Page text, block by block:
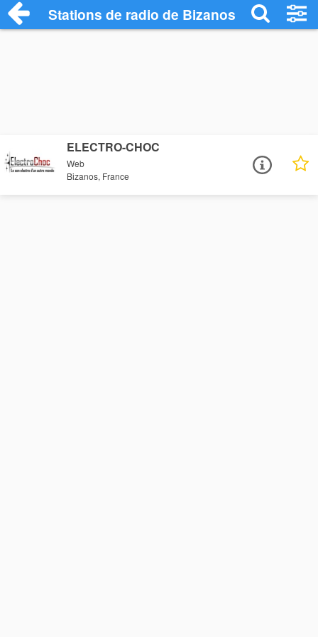
Stations de radio de Bizanos
ELECTRO-CHOC
Web
Bizanos, France